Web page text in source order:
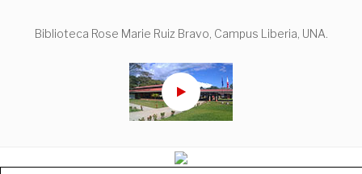
Biblioteca Rose Marie Ruiz Bravo, Campus Liberia, UNA.